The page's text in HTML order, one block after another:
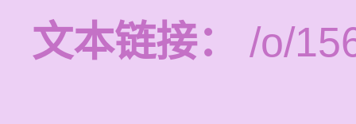
文本链接：
/o/